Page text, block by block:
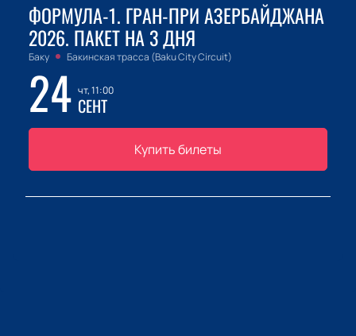
ФОРМУЛА-1. ГРАН-ПРИ АЗЕРБАЙДЖАНА
2026. ПАКЕТ НА 3 ДНЯ
Баку Бакинская трасса (Baku City Circuit)
24 чт, 11:00
СЕНТ
Купить билеты